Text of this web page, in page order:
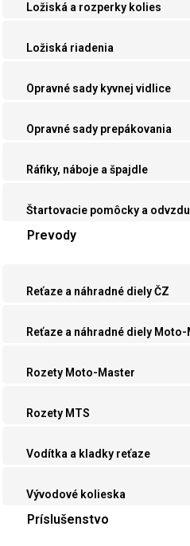
Ložiská a rozperky kolies
Ložiská riadenia
Opravné sady kyvnej vidlice
Opravné sady prepákovania
Ráfiky, náboje a špajdle
Štartovacie pomôcky a
Prevody
Reťaze a náhradné diely ČZ
Reťaze a náhradné diely
Rozety Moto-Master
Rozety MTS
Vodítka a kladky reťaze
Vývodové kolieska
Príslušenstvo